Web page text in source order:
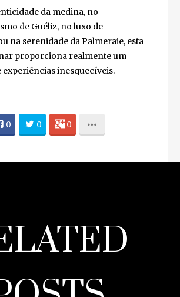
entre os seus sons,
e os seus aromas que, é certo,
permanecer-nos na memória.
uma cidade de contrastes, um
antigo se cruza com o
de Guéliz, no
ou na serenidade da
0 0